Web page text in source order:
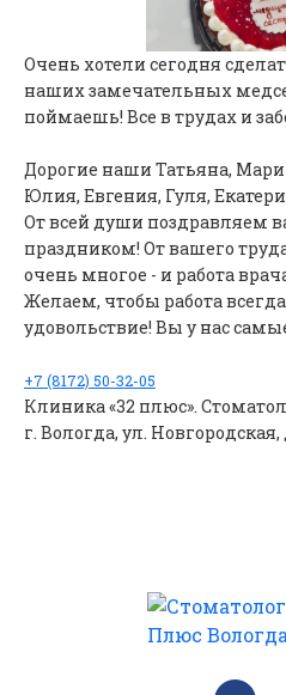
Очень хотели сегодня
наших замечательных
поймаешь! Все в трудах и
Дорогие наши Татьяна,
Юлия, Евгения, Гуля,
От всей души поздравляем
праздником! От вашего
очень многое - и работа
Желаем, чтобы работа
удовольствие! Вы у нас
+7 (8172) 50-32-05
Клиника «32 плюс».
г. Вологда, ул.